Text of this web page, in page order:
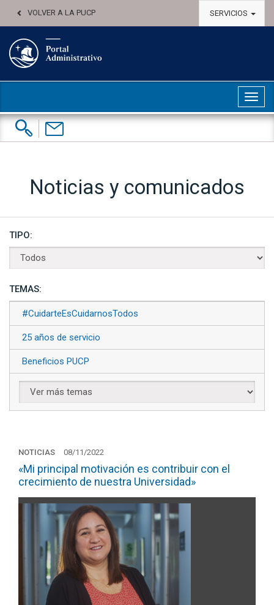
VOLVER A LA PUCP SERVICIOS
Buscar:
Contáctenos
Noticias y comunicados
TIPO:
TEMAS:
#CuidarteEsCuidarnosTodos
25 años de servicio
Beneficios PUCP
NOTICIAS 08/11/2022
«Mi principal motivación es contribuir con el
crecimiento de nuestra Universidad»